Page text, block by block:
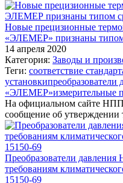
Новые прецизионные
«ЭЛЕМЕР» признаны типом
14 апреля 2020
Категория: Заводы и
Теги: соответствие
установкипреобразователи
«ЭЛЕМЕР»измерительные
На официальном сайте
сообщение об утверждении
Преобразователи
требованиям
15150-69